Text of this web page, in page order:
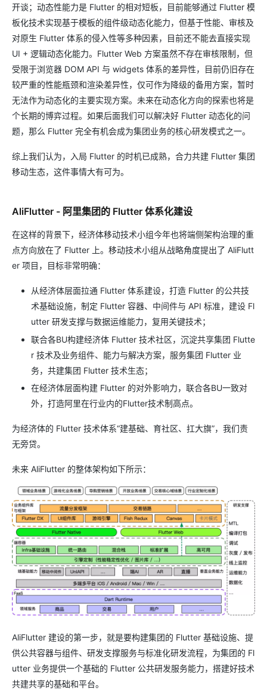
开谈；动态性能力是 Flutter 的相对短板，目前能够通过 Flutter 模
板化技术实现基于模板的组件级动态化能力，但基于性能、审核及
对原生 Flutter 体系的侵入性等多种因素，目前还不能去直接实现
UI + 逻辑动态化能力。Flutter Web 方案虽然不存在审核限制，但
受限于浏览器 DOM API 与 widgets 体系的差异性，目前仍旧存在
较严重的性能瓶颈和渲染差异性，仅可作为降级的备用方案，暂时
无法作为动态化的主要实现方案。未来在动态化方向的探索也将是
个长期的博弈过程。如果后面我们可以解决好 Flutter 动态化的问
题，那么 Flutter 完全有机会成为集团业务的核心研发模式之一。
综上我们认为，入局 Flutter 的时机已成熟，合力共建 Flutter 集团
移动生态，这件事情大有可为。
AliFlutter - 阿里集团的 Flutter 体系化建设
在这样的背景下，经济体移动技术小组今年也将端侧架构治理的重
点方向放在了 Flutter 上。移动技术小组从战略角度提出了 AliFlutt
er 项目，目标非常明确：
从经济体层面拉通 Flutter 体系建设，打造 Flutter 的公共技
术基础设施，制定 Flutter 容器、中间件与 API 标准，建设 Fl
utter 研发支撑与数据运维能力，复用关键技术；
联合各BU构建经济体 Flutter 技术社区，沉淀共享集团 Flutte
r 技术及业务组件、能力与解决方案，服务集团 Flutter 业
务，共建集团 Flutter 技术生态；
在经济体层面构建 Flutter 的对外影响力，联合各BU一致对
外，打造阿里在行业内的Flutter技术制高点。
为经济体的 Flutter 技术体系“建基础、育社区、扛大旗”，我们责
无旁贷。
未来 AliFlutter 的整体架构如下所示：
AliFlutter 建设的第一步，就是要构建集团的 Flutter 基础设施、提
供公共容器与组件、研发支撑服务与标准化研发流程，为集团的 Fl
utter 业务提供一个基础的 Flutter 公共研发服务能力，搭建好技术
共建共享的基础和平台。